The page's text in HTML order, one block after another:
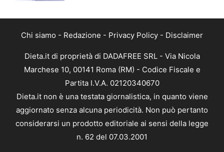
Chi siamo - Redazione - Privacy Policy - Disclaimer
Dieta.it di proprietà di DADAFREE SRL - Via Nicola
Marchese 10, 00141 Roma (RM) - Codice Fiscale e
Partita I.V.A. 02120340670
Dieta.it non è una testata giornalistica, in quanto viene
aggiornato senza alcuna periodicità. Non può pertanto
considerarsi un prodotto editoriale ai sensi della legge
n. 62 del 07.03.2001